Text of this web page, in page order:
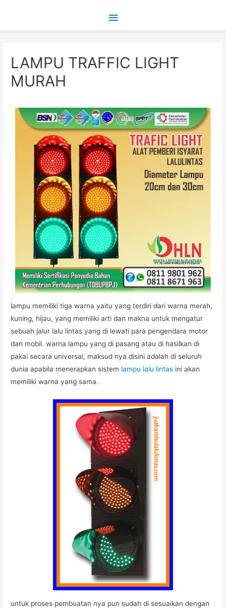
Main
LAMPU TRAFFIC LIGHT
MURAH
lampu memiliki tiga warna yaitu yang terdiri dari warna merah,
kuning, hijau, yang memiliki arti dan makna untuk mengatur
sebuah jalur lalu lintas yang di lewati para pengendara motor
dan mobil. warna lampu yang di pasang atau di hasilkan di
pakai secara universal, maksud nya disini adalah di seluruh
dunia apabila menerapkan sistem lampu lalu lintas ini akan
memiliki warna yang sama.
untuk proses pembuatan nya pun sudah di sesuaikan dengan